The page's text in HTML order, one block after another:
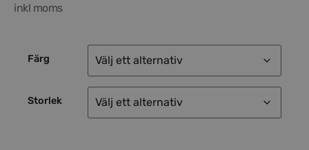
inkl moms
Färg
Storlek